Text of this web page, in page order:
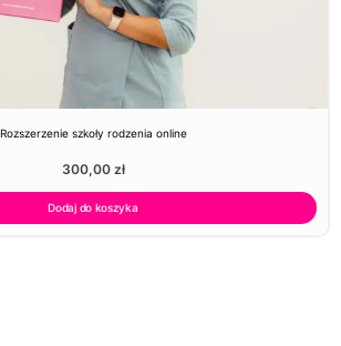
Rozszerzenie szkoły rodzenia online
300,00 zł
Dodaj do koszyka